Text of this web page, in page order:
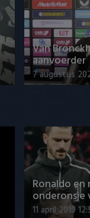
Van
aanvoerder
7 augustus
Ronaldo
onderonsje
11 april 2019